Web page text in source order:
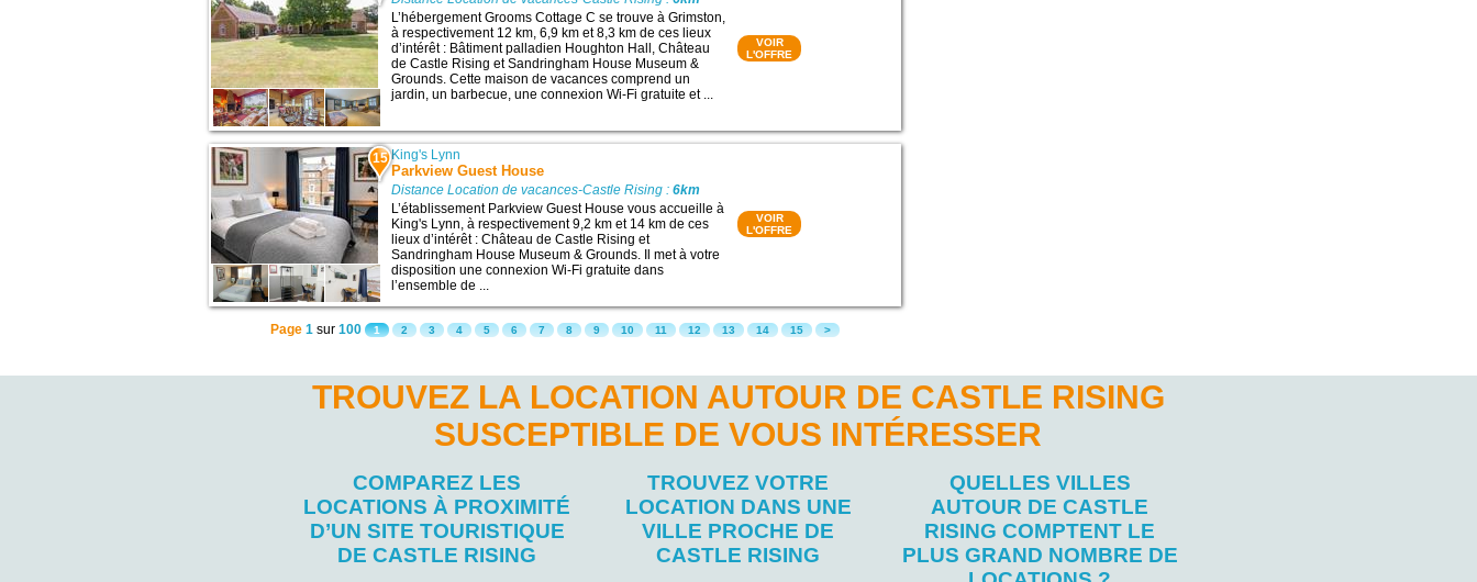
L’hébergement Grooms Cottage C se trouve à Grimston,
à respectivement 12 km, 6,9 km et 8,3 km de ces lieux
d’intérêt : Bâtiment palladien Houghton Hall, Château
de Castle Rising et Sandringham House Museum &
Grounds. Cette maison de vacances comprend un
jardin, un barbecue, une connexion Wi-Fi gratuite et ...
VOIR
L'OFFRE
15 King's Lynn
Parkview Guest House
Distance Location de vacances-Castle Rising :6km
L’établissement Parkview Guest House vous accueille à
King's Lynn, à respectivement 9,2 km et 14 km de ces
lieux d’intérêt : Château de Castle Rising et
Sandringham House Museum & Grounds. Il met à votre
disposition une connexion Wi-Fi gratuite dans
l’ensemble de ...
VOIR
L'OFFRE
Page 1 sur 100 1 2 3 4 5 6 7 8 9 10 11 12 13 14 15 >
TROUVEZ LA LOCATION AUTOUR DE CASTLE RISING
SUSCEPTIBLE DE VOUS INTÉRESSER
COMPAREZ LES
LOCATIONS À PROXIMITÉ
D’UN SITE TOURISTIQUE
DE CASTLE RISING
TROUVEZ VOTRE
LOCATION DANS UNE
VILLE PROCHE DE
CASTLE RISING
QUELLES VILLES
AUTOUR DE CASTLE
RISING COMPTENT LE
PLUS GRAND NOMBRE DE